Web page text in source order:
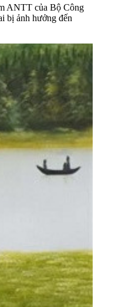
ANTT của Bộ Công
bị ảnh hưởng đến